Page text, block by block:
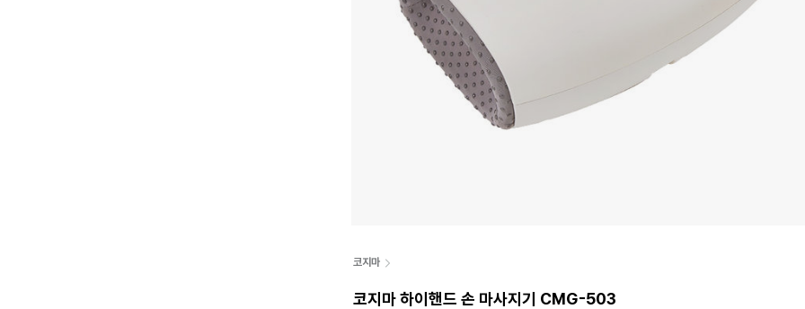
코지마
코지마 하이핸드 손 마사지기 CMG-503